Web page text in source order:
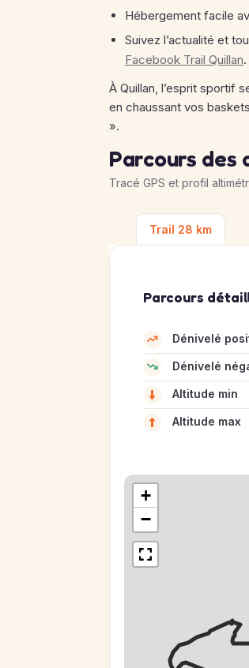
Hébergement facile
Suivez l’actualité et
Facebook Trail Quillan.
À Quillan, l’esprit sportif
en chaussant vos
».
Parcours
Tracé GPS et profil
Trail 28 km
Parcours
Dénivelé
Dénivelé
Altitude min
Altitude max
+
−